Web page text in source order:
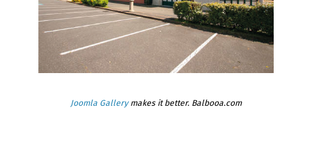
Joomla Gallerymakes it better. Balbooa.com